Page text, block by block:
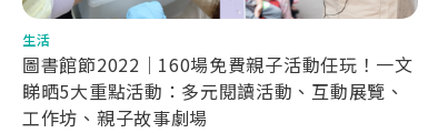
生活
圖書館節2022｜160場免費親子活動任玩！一文
睇晒5大重點活動：多元閱讀活動、互動展覽、
工作坊、親子故事劇場